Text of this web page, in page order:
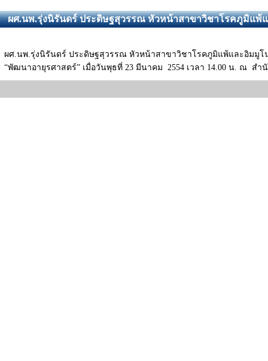
ผศ.นพ.รุ่งนิรันดร์ ประดิษฐสุวรรณ หัวหน้าสาขาวิชาโรคภูมิแพ้
ผศ.นพ.รุ่งนิรันดร์ ประดิษฐสุวรรณ หัวหน้าสาขาวิชาโรคภูมิแพ้และอิมมูโ
“พัฒนาอายุรศาสตร์” เมื่อวันพุธที่ 23 มีนาคม 2554 เวลา 14.00 น. ณ ส